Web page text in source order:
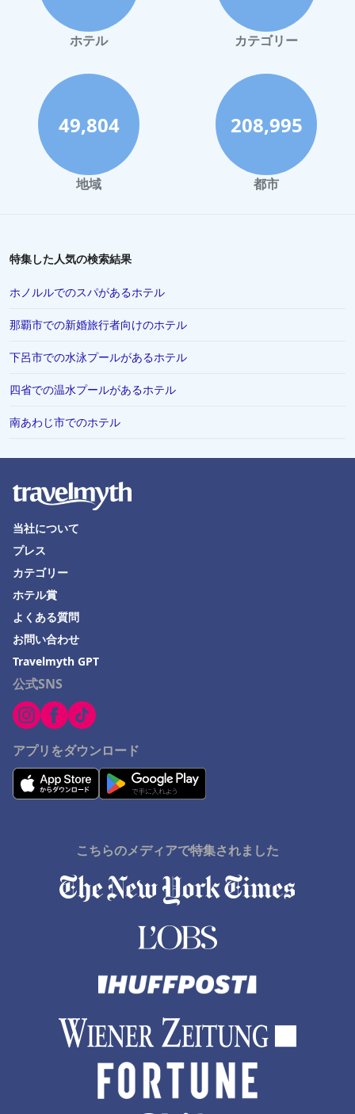
栃木県での屋内プールがあるホテル
千葉県での屋内プールがあるホテル
熊本市での屋内プールがあるホテル
愛知県での屋内プールがあるホテル
白浜町での屋内プールがあるホテル
名古屋市での屋内プールがあるホテル
ホテル カテゴリー
49,804
地域
208,995
都市
特集した人気の検索結果
ホノルルでのスパがあるホテル
那覇市での新婚旅行者向けのホテル
下呂市での水泳プールがあるホテル
四省での温水プールがあるホテル
南あわじ市でのホテル
公式SNS
アプリをダウンロード
当社について
プレス
カテゴリー
ホテル賞
よくある質問
お問い合わせ
Travelmyth GPT
こちらのメディアで特集されました